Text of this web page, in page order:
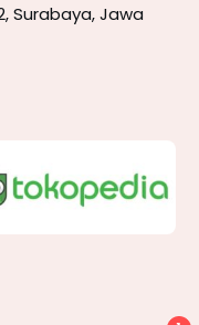
Surabaya, Jawa